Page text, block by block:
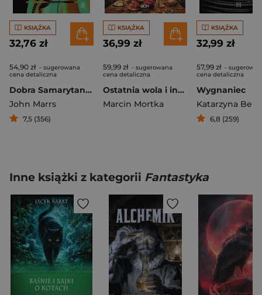
KSIĄŻKA
32,76 zł
54,90 zł - sugerowana
cena detaliczna
Dobra Samarytanka
John Marrs
7,5 (356)
KSIĄŻKA
36,99 zł
59,99 zł - sugerowana
cena detaliczna
Ostatnia wola i inne opowieści
Marcin Mortka
KSIĄŻKA
32,99 zł
57,99 zł -
cena detaliczna
Wygnaniec
6,8 (259)
Inne książki z kategorii Fantastyka